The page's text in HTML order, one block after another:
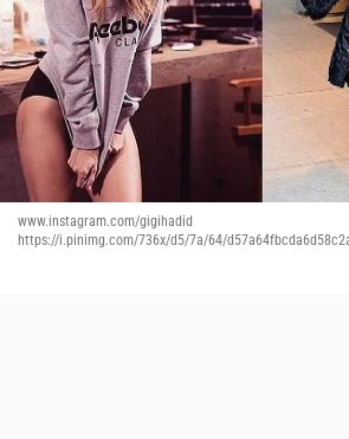
www.instagram.com/gigihadid
https://i.pinimg.com/736x/d5/7a/64/